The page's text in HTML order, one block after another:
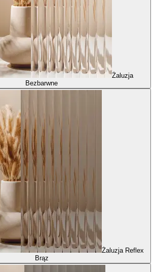
Żaluzja
Bezbarwne
Żaluzja Reflex
Brąz